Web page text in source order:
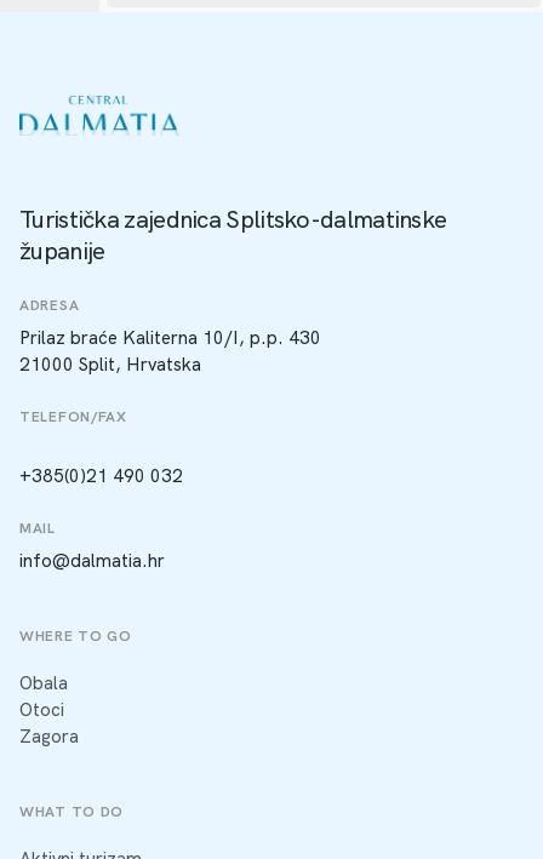
Turistička zajednica Splitsko-dalmatinske
županije
ADRESA
Prilaz braće Kaliterna 10/I, p.p. 430
21000 Split, Hrvatska
TELEFON/FAX
+385(0)21 490 032
MAIL
info@dalmatia.hr
WHERE TO GO
Obala
Otoci
Zagora
WHAT TO DO